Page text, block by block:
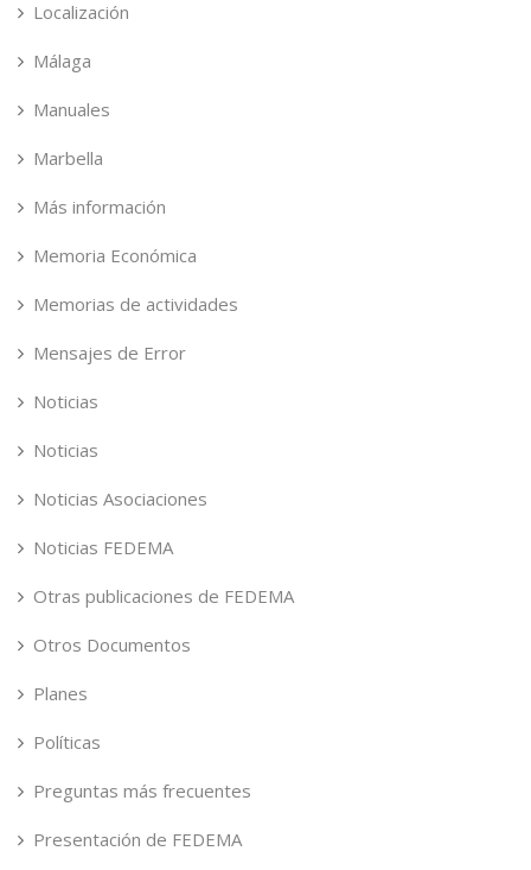
Localización
Málaga
Manuales
Marbella
Más información
Memoria Económica
Memorias de actividades
Mensajes de Error
Noticias
Noticias
Noticias Asociaciones
Noticias FEDEMA
Otras publicaciones de FEDEMA
Otros Documentos
Planes
Políticas
Preguntas más frecuentes
Presentación de FEDEMA